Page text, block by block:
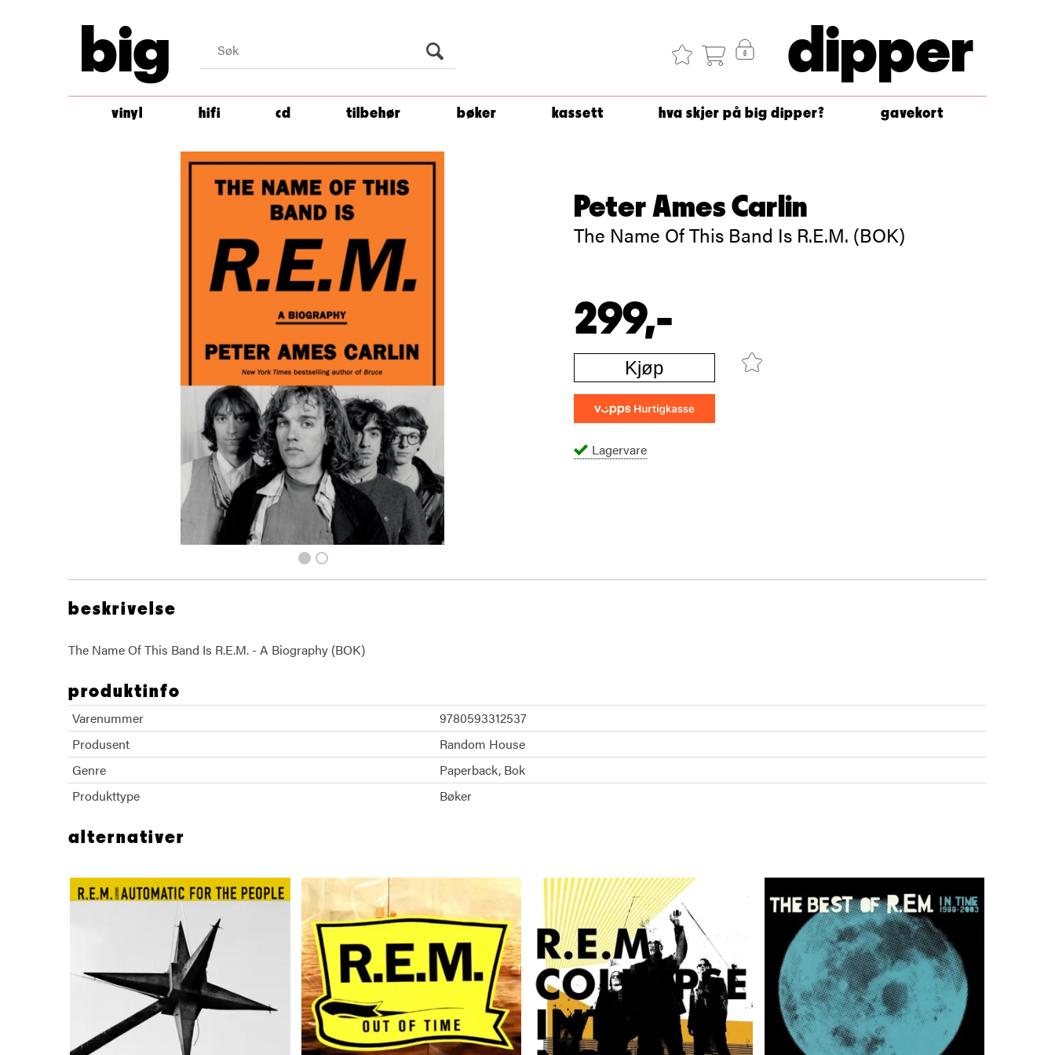
big dipper
vinyl hifi cd tilbehør bøker kassett hva skjer på big dipper? gavekort
Peter Ames Carlin
The Name Of This Band Is R.E.M. (BOK)
299,-
Kjøp
Lagervare
beskrivelse
The Name Of This Band Is R.E.M. - A Biography (BOK)
produktinfo
Varenummer
9780593312537
Produsent
Random House
Genre
Paperback Bok
Produkttype
Bøker
alternativer